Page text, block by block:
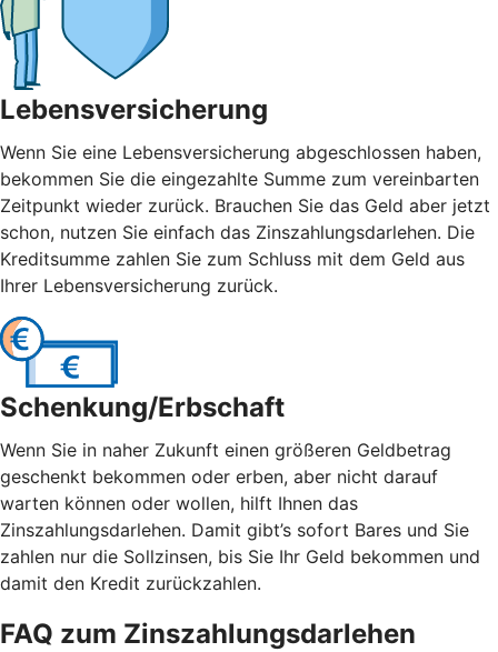
Lebensversicherung
Wenn Sie eine Lebensversicherung abgeschlossen haben,
bekommen Sie die eingezahlte Summe zum vereinbarten
Zeitpunkt wieder zurück. Brauchen Sie das Geld aber jetzt
schon, nutzen Sie einfach das Zinszahlungsdarlehen. Die
Kreditsumme zahlen Sie zum Schluss mit dem Geld aus
Ihrer Lebensversicherung zurück.
Schenkung/Erbschaft
Wenn Sie in naher Zukunft einen größeren Geldbetrag
geschenkt bekommen oder erben, aber nicht darauf
warten können oder wollen, hilft Ihnen das
Zinszahlungsdarlehen. Damit gibt’s sofort Bares und Sie
zahlen nur die Sollzinsen, bis Sie Ihr Geld bekommen und
damit den Kredit zurückzahlen.
FAQ zum Zinszahlungsdarlehen